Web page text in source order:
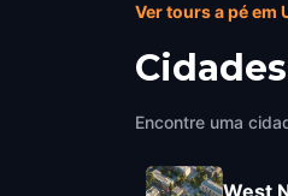
Ver tours a pé em
Encontre uma
West